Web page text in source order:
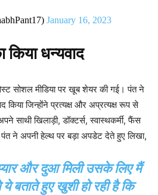
January 16, 2023
किया धन्यवाद
सोशल मीडिया पर खूब शेयर की गई। पंत ने
किया जिन्होंने प्रत्यक्ष और अप्रत्यक्ष रूप से
साथी खिलाड़ी, डॉक्टर्स, स्वास्थकर्मी, फैंस
पंत ने अपनी हेल्थ पर बड़ा अपडेट देते हुए लिखा,
और दुआ मिली उसके लिए मैं
बताते हुए खुशी हो रही है कि